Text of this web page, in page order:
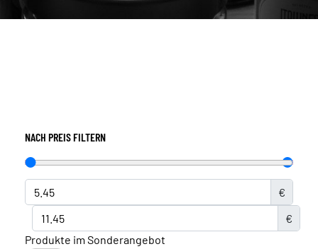
Produkte im Sonderangebot
NACH PREIS FILTERN
€
€